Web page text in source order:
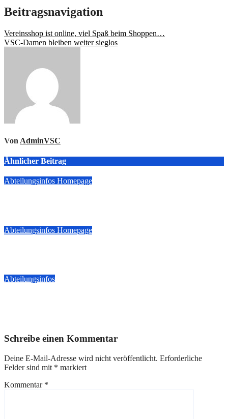
Beitragsnavigation
Vereinsshop ist online, viel Spaß beim Shoppen…
VSC-Damen bleiben weiter sieglos
VonAdminVSC
Ähnlicher Beitrag
Abteilungsinfos Homepage
Abteilungsinfos Homepage
Abteilungsinfos
Schreibe einen Kommentar
Deine E-Mail-Adresse wird nicht veröffentlicht. Erforderliche
Felder sind mit * markiert
Kommentar *